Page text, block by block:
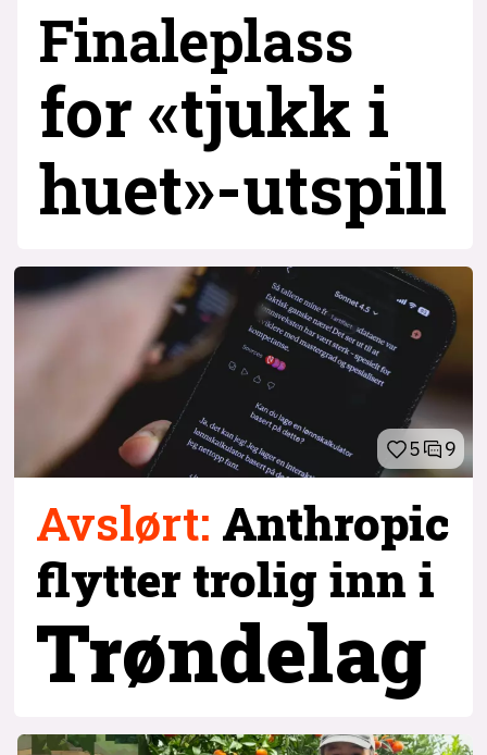
Finaleplass
for «tjukk i
huet»-utspill
5 9
Avslørt: Anthropic
flytter trolig inn i
Trøndelag